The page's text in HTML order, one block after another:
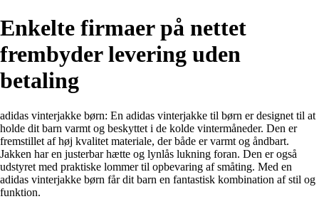
Enkelte firmaer på nettet
frembyder levering uden
betaling
adidas vinterjakke børn: En adidas vinterjakke til børn er designet til at
holde dit barn varmt og beskyttet i de kolde vintermåneder. Den er
fremstillet af høj kvalitet materiale, der både er varmt og åndbart.
Jakken har en justerbar hætte og lynlås lukning foran. Den er også
udstyret med praktiske lommer til opbevaring af småting. Med en
adidas vinterjakke børn får dit barn en fantastisk kombination af stil og
funktion.